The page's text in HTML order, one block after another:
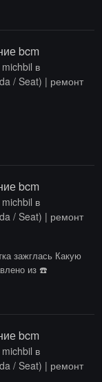
bcm
michbil в
/ Seat) | ремонт
bcm
michbil в
/ Seat) | ремонт
зажглась Какую
из ☎️
bcm
michbil в
/ Seat) | ремонт